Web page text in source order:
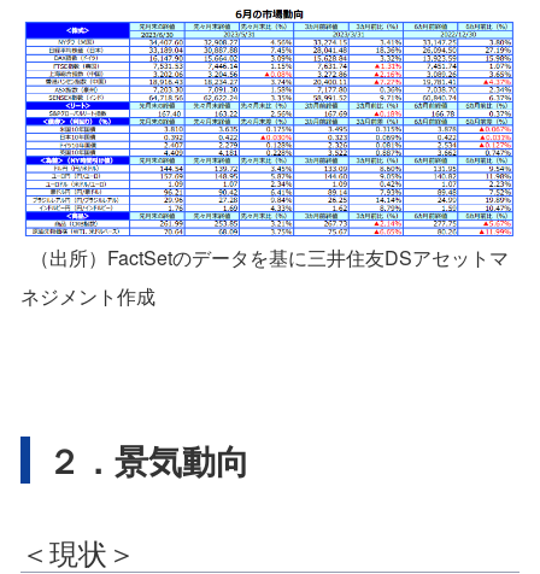
（出所）FactSetのデータを基に三井住友DSアセットマ
ネジメント作成
２．景気動向
＜現状＞